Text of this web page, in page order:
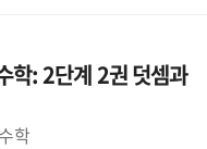
학: 2단계 2권 덧셈과
학